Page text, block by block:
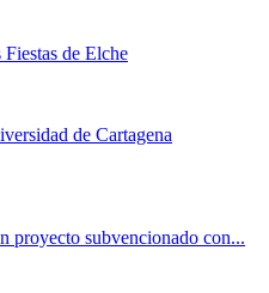
de Elche
de Cartagena
proyecto subvencionado con...